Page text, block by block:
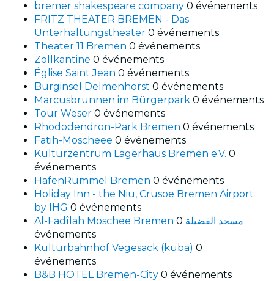
bremer shakespeare company 0 événements
FRITZ THEATER BREMEN - Das
Unterhaltungstheater 0 événements
Theater 11 Bremen 0 événements
Zollkantine 0 événements
Église Saint Jean 0 événements
Burginsel Delmenhorst 0 événements
Marcusbrunnen im Bürgerpark 0 événements
Tour Weser 0 événements
Rhododendron-Park Bremen 0 événements
Fatih-Moscheee 0 événements
Kulturzentrum Lagerhaus Bremen e.V. 0
événements
HafenRummel Bremen 0 événements
Holiday Inn - the Niu, Crusoe Bremen Airport
by IHG 0 événements
Al-Fadîlah Moschee Bremen مسجد الفضيلة 0
événements
Kulturbahnhof Vegesack (kuba) 0
événements
B&B HOTEL Bremen-City 0 événements